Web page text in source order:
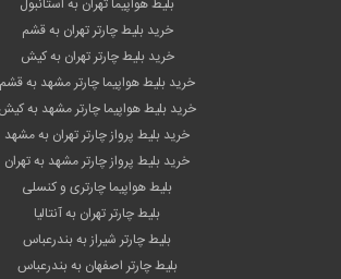
خرید بلیط چارتر تهران به قشم
خرید بلیط چارتر تهران به کیش
خرید بلیط هواپیما چارتر مشهد به قشم
خرید بلیط هواپیما چارتر مشهد به کیش
خرید بلیط پرواز چارتر تهران به مشهد
خرید بلیط پرواز چارتر مشهد به تهران
بلیط هواپیما چارتری و کنسلی
بلیط چارتر تهران به آنتالیا
بلیط چارتر شیراز به بندرعباس
بلیط چارتر اصفهان به بندرعباس